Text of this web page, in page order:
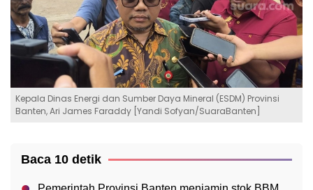
Kepala Dinas Energi dan Sumber Daya Mineral (ESDM) Provinsi
Banten, Ari James Faraddy [Yandi Sofyan/SuaraBanten]
Baca 10 detik